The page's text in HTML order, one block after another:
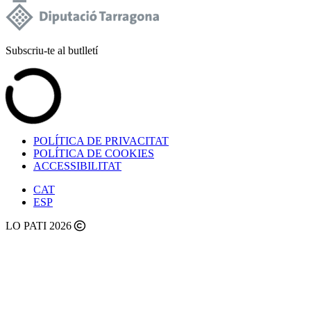
Subscriu-te al butlletí
POLÍTICA DE PRIVACITAT
POLÍTICA DE COOKIES
ACCESSIBILITAT
CAT
ESP
LO PATI 2026